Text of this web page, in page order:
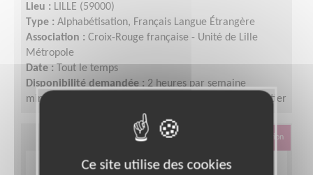
Lieu : LILLE (59000)
Type : Alphabétisation, Français Langue Étrangère
Association : Croix-Rouge française - Unité de Lille
Métropole
Date : Tout le temps
Disponibilité demandée :2 heures par semaine
minimum (la journée en semaine) sur un semestre entier
Éducation & Formation
Ce site utilise des cookies